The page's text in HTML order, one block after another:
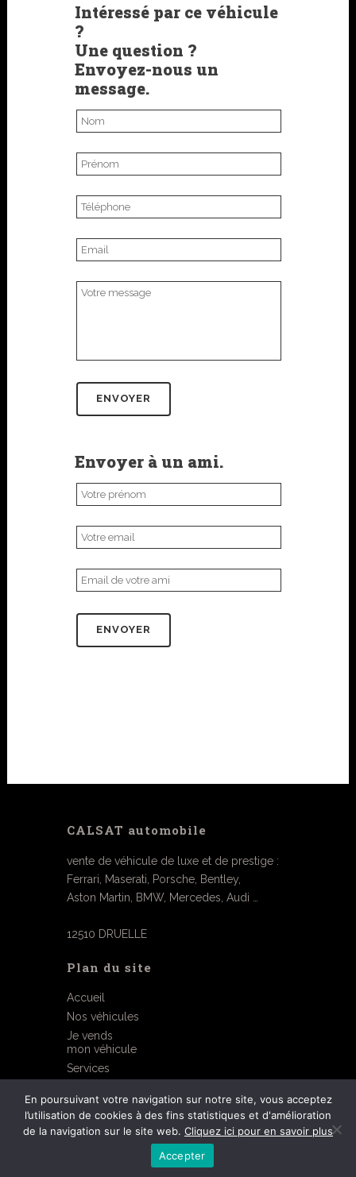
Intéressé par ce véhicule
?
Une question ?
Envoyez-nous un
message.
Envoyer à un ami.
CALSAT automobile
vente de véhicule de luxe et de prestige :
Ferrari, Maserati, Porsche, Bentley,
Aston Martin, BMW, Mercedes, Audi …
12510 DRUELLE
Plan du site
Accueil
Nos véhicules
Je vends
mon véhicule
Services
Mentions légales
©2026 réalisé par OGI
En poursuivant votre navigation sur notre site, vous acceptez
l’utilisation de cookies à des fins statistiques et d'amélioration
de la navigation sur le site web. Cliquez ici pour en savoir plus
Accepter